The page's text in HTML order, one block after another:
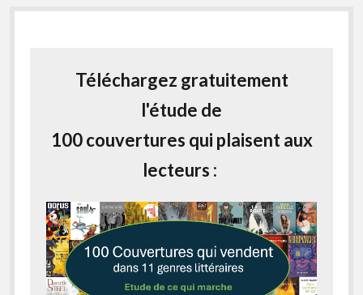
Téléchargez gratuitement
l'étude de
100 couvertures qui plaisent aux
lecteurs :